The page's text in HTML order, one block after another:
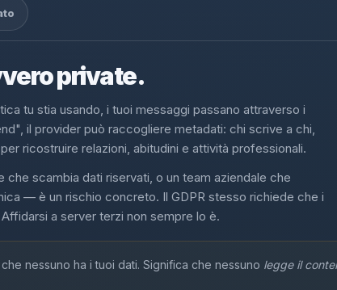
private.
tu stia usando, i tuoi messaggi passano attraverso i
il provider può raccogliere metadati: chi scrive a chi,
ricostruire relazioni, abitudini e attività professionali.
scambia dati riservati, o un team aziendale che
— è un rischio concreto. Il GDPR stesso richiede che i
a server terzi non sempre lo è.
nessuno ha i tuoi dati. Significa che nessuno legge il